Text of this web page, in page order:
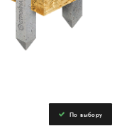
По выбору